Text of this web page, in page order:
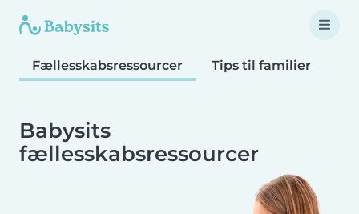
Fællesskabsressourcer Tips til familier
Babysits
fællesskabsressourcer